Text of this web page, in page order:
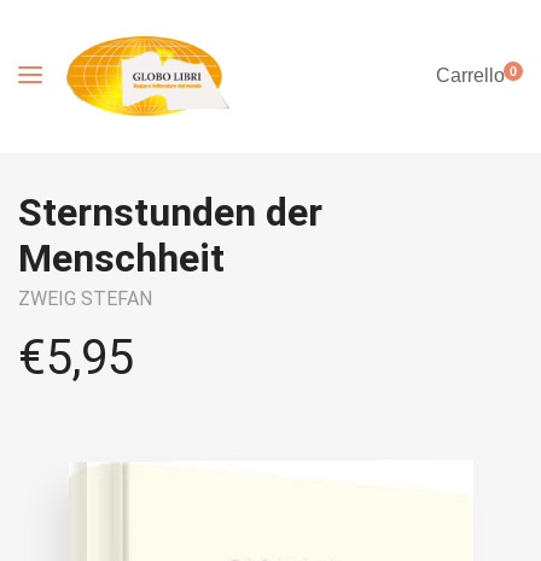
Carrello0
Sternstunden der
Menschheit
ZWEIG STEFAN
€5,95